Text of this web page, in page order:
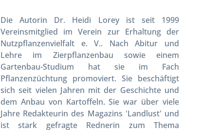
Die Autorin Dr. Heidi Lorey ist seit 1999
Vereinsmitglied im Verein zur Erhaltung der
Nutzpflanzenvielfalt e. V.. Nach Abitur und
Lehre im Zierpflanzenbau sowie einem
Gartenbau-Studium hat sie im Fach
Pflanzenzüchtung promoviert. Sie beschäftigt
sich seit vielen Jahren mit der Geschichte und
dem Anbau von Kartoffeln. Sie war über viele
Jahre Redakteurin des Magazins 'Landlust' und
ist stark gefragte Rednerin zum Thema